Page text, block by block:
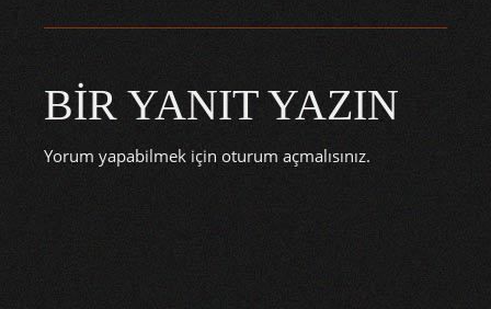
BIR YANIT YAZIN
Yorum yapabilmek içinoturum açmalısınız.